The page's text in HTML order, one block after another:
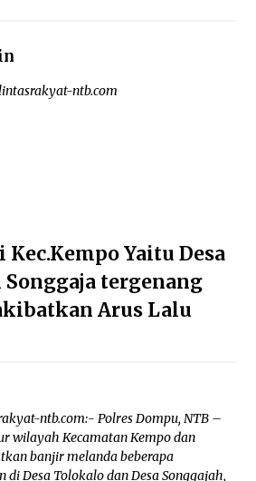
ntb.com
Kec.Kempo Yaitu Desa
tergenang
Arus Lalu
ntb.com:- Polres Dompu, NTB –
wilayah Kecamatan Kempo dan
banjir melanda beberapa
Desa Tolokalo dan Desa Songgajah,